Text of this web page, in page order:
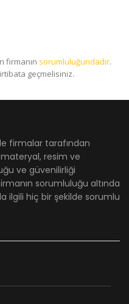
firmanın sorumluluğundadır.
geçmelisiniz.
firmalar tarafından
resim ve
ve güvenilirliği
sorumluluğu altında
ilgili hiç bir şekilde sorumlu